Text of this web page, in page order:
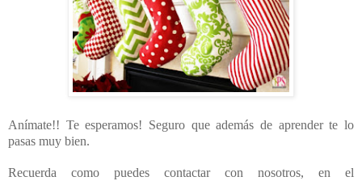
Anímate!! Te esperamos! Seguro que además de aprender te lo
pasas muy bien.
Recuerda como puedes contactar con nosotros, en el